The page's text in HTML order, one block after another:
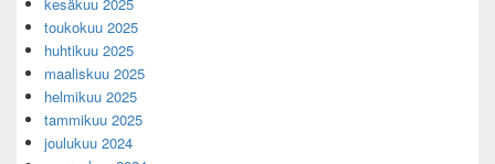
toukokuu 2025
huhtikuu 2025
maaliskuu 2025
helmikuu 2025
tammikuu 2025
joulukuu 2024